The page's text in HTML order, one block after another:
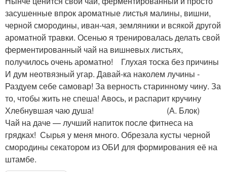
засушенные впрок ароматные листья малины, вишни,
черной смородины, иван-чая, земляники и всякой другой
ароматной травки. Осенью я тренировалась делать свой
ферментированный чай на вишневых листьях,
получилось очень ароматно! Глухая тоска без причины
И дум неотвязный угар. Давай-ка наколем лучины -
Раздуем себе самовар! За верность старинному чину. За
то, чтобы жить не спеша! Авось, и распарит кручину
Хлебнувшая чаю душа! (А. Блок)
Чай на даче — лучший напиток после фитнеса на
грядках! Сырья у меня много. Обрезала кусты черной
смородины секатором из ОБИ для формирования её на
штамбе.